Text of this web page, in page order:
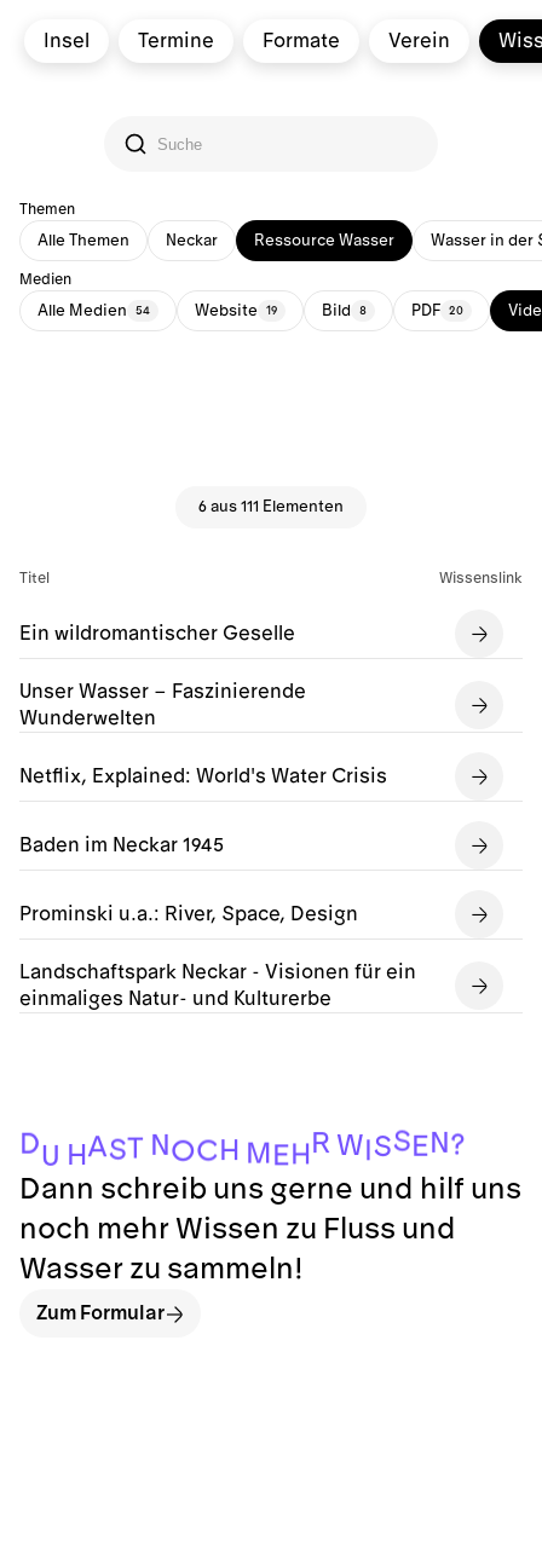
Insel Termine Formate Verein
Themen
Alle Themen Neckar Ressource Wasser Wasser in der
Medien
Alle Medien 54 Website 19 Bild 8 PDF 20
6 aus 111 Elementen
Titel Wissenslink
Ein wildromantischer Geselle
Unser Wasser – Faszinierende
Wunderwelten
Netflix, Explained: World's Water Crisis
Baden im Neckar 1945
Prominski u.a.: River, Space, Design
Landschaftspark Neckar - Visionen für ein
einmaliges Natur- und Kulturerbe
DU H AST N OC H M EH R WISS E N ?
Dann schreib uns gerne und hilf uns
noch mehr Wissen zu Fluss und
Wasser zu sammeln!
Zum Formular